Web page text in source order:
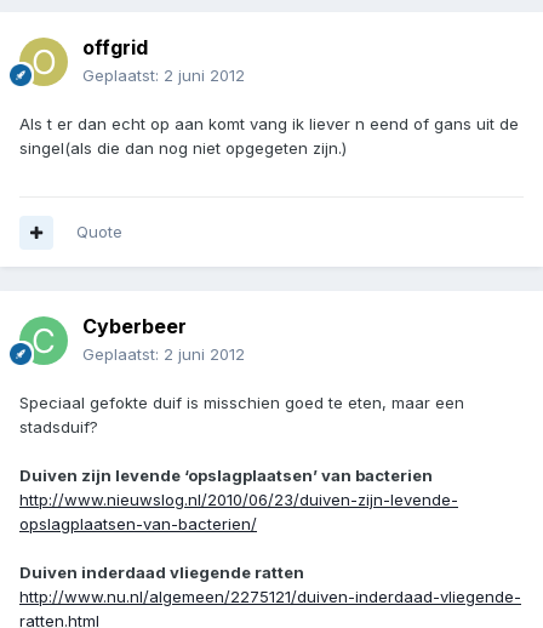
offgrid
Geplaatst: 2 juni 2012
Als t er dan echt op aan komt vang ik liever n eend of gans uit de
singel(als die dan nog niet opgegeten zijn.)
Quote
Cyberbeer
Geplaatst: 2 juni 2012
Speciaal gefokte duif is misschien goed te eten, maar een
stadsduif?
Duiven zijn levende ‘opslagplaatsen’ van bacterien
http://www.nieuwslog.nl/2010/06/23/duiven-zijn-levende-
opslagplaatsen-van-bacterien/
Duiven inderdaad vliegende ratten
http://www.nu.nl/algemeen/2275121/duiven-inderdaad-vliegende-
ratten.html